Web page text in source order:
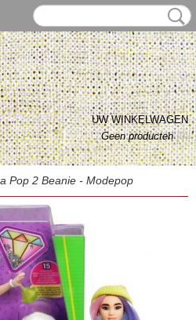
UW WINKELWAGEN
Geen producten(0)
Pop 2 Beanie - Modepop